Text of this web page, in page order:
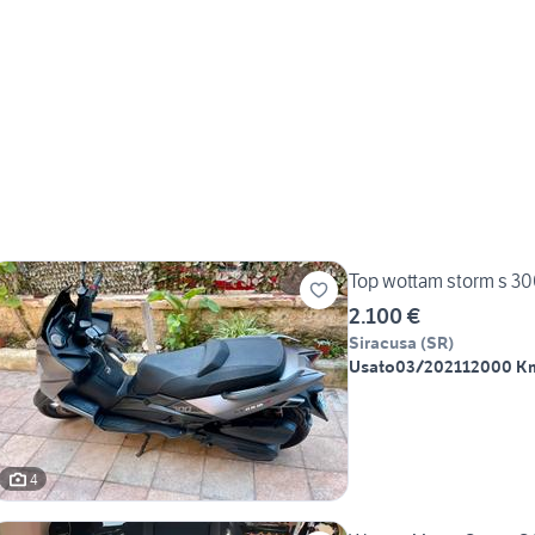
4
Top wottam storm s
2.100 €
Siracusa (SR)
Usato03/202112000